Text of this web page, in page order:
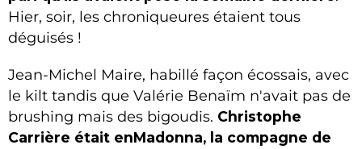
Hier, soir, les chroniqueures étaient tous
déguisés !
Jean-Michel Maire, habillé façon écossais, avec
le kilt tandis que Valérie Benaïm n'avait pas de
brushing mais des bigoudis. Christophe
Carrière était enMadonna, la compagne de